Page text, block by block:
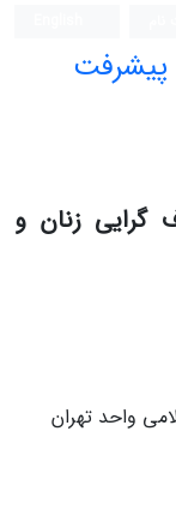
پیشرفت
زنان و
واحد تهران